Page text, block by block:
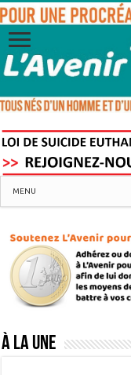
MENU
À la une